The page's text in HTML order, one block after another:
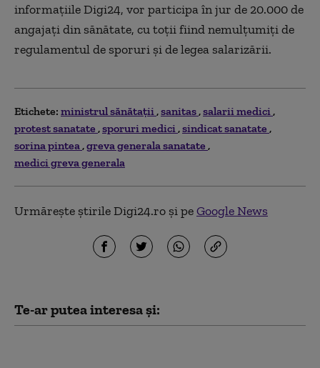
informațiile Digi24, vor participa în jur de 20.000 de
angajați din sănătate, cu toții fiind nemulțumiți de
regulamentul de sporuri și de legea salarizării.
Etichete: ministrul sănătaţii sanitas salarii medici
protest sanatate sporuri medici sindicat sanatate
sorina pintea greva generala sanatate
medici greva generala
Urmărește știrile Digi24.ro și peGoogle News
Te-ar putea interesa și: